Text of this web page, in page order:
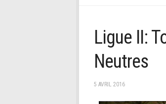
Ligue II:
Neutres
5 AVRIL 2016